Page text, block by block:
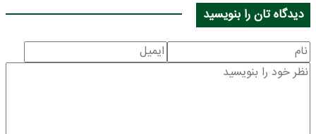
دیدگاه تان را بنویسید